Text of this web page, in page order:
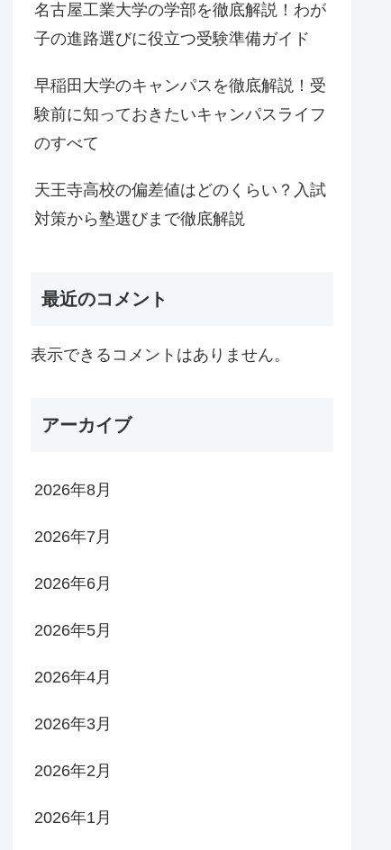
名古屋工業大学の学部を徹底解説！わが
子の進路選びに役立つ受験準備ガイド
早稲田大学のキャンパスを徹底解説！受
験前に知っておきたいキャンパスライフ
のすべて
天王寺高校の偏差値はどのくらい？入試
対策から塾選びまで徹底解説
最近のコメント
表示できるコメントはありません。
アーカイブ
2026年8月
2026年7月
2026年6月
2026年5月
2026年4月
2026年3月
2026年2月
2026年1月